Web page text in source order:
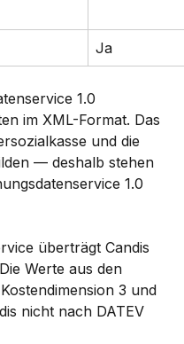
Ja
1.0
im XML-Format. Das
und die
— deshalb stehen
1.0
überträgt Candis
Werte aus den
3 und
nicht nach DATEV